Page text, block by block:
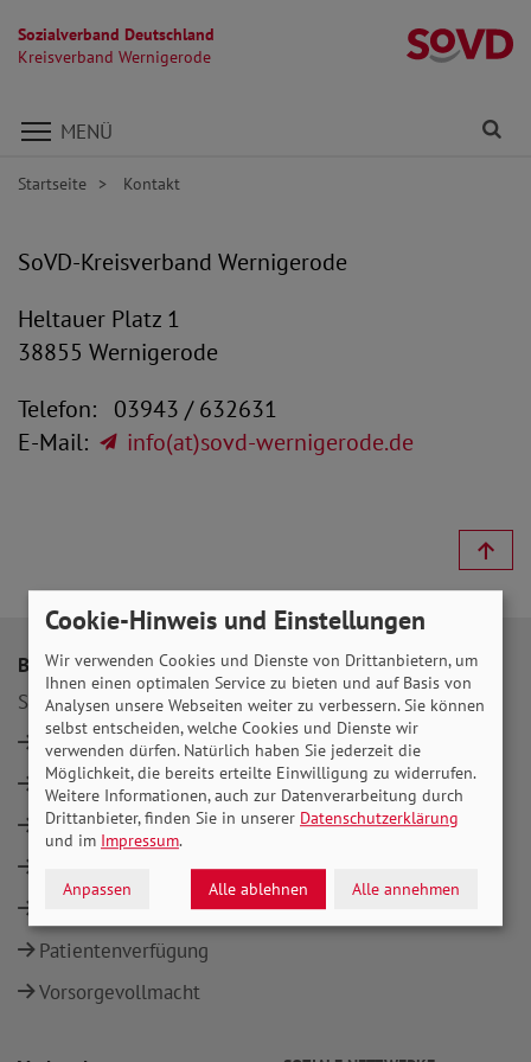
Sozialverband Deutschland
Kreisverband Wernigerode
Direkt zu den Inhalten springen
MENÜ
Startseite Kontakt
SoVD-Kreisverband Wernigerode
Heltauer Platz 1
38855 Wernigerode
Telefon: 03943 / 632631
E-Mail:
info(at)sovd-wernigerode.de
Beratung
Standorte
Rente
Pflege
Behinderung
Patientenverfügung
Vorsorgevollmacht
Themen
Rente
Pflege
Behinderung
Gesundheit
Bürgergeld
Cookie-Hinweis und Einstellungen
Wir verwenden Cookies und Dienste von Drittanbietern, um
Ihnen einen optimalen Service zu bieten und auf Basis von
Analysen unsere Webseiten weiter zu verbessern. Sie können
selbst entscheiden, welche Cookies und Dienste wir
verwenden dürfen. Natürlich haben Sie jederzeit die
Möglichkeit, die bereits erteilte Einwilligung zu widerrufen.
Weitere Informationen, auch zur Datenverarbeitung durch
Drittanbieter, finden Sie in unserer Datenschutzerklärung
und im Impressum.
Anpassen Alle ablehnen Alle annehmen